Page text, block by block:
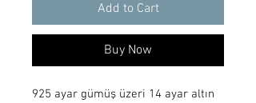
Add to Cart
Buy Now
925 ayar gümüş üzeri 14 ayar altın